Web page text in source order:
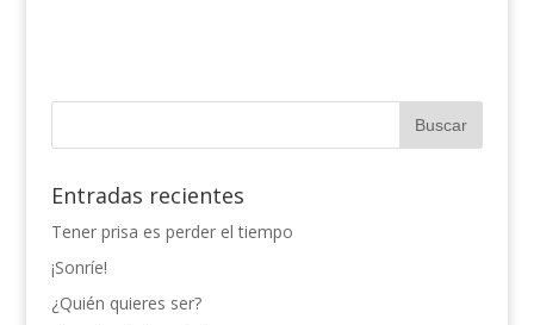
Entradas recientes
Tener prisa es perder el tiempo
¡Sonríe!
¿Quién quieres ser?